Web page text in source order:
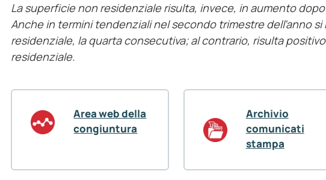
La superficie non residenziale risulta, invece, in aumento
Anche in termini tendenziali nel secondo trimestre dell’anno
residenziale, la quarta consecutiva; al contrario, risulta
residenziale.
Area web della
congiuntura
Archivio
comunicati
stampa